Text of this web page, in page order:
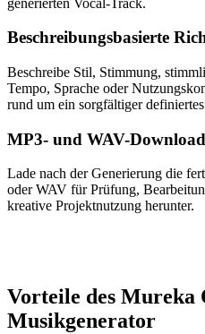
Beschreibungsbasierte
Beschreibe Stil, Stimmung,
Tempo, Sprache oder
rund um ein sorgfältiger
MP3- und WAV-
Lade nach der Generierung die
oder WAV für Prüfung,
kreative Projektnutzung herunter.
Vorteile des Mureka
Musikgenerator